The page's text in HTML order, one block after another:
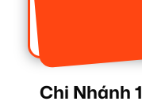
Chi Nhánh 1